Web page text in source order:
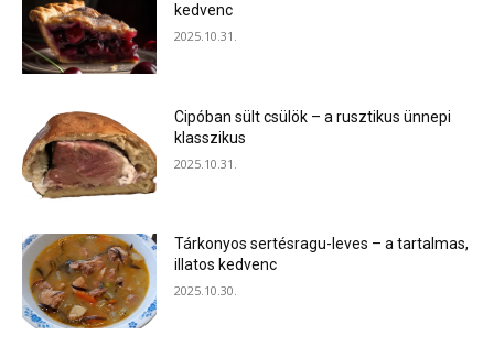
kedvenc
2025.10.31.
Cipóban sült csülök – a rusztikus ünnepi
klasszikus
2025.10.31.
Tárkonyos sertésragu-leves – a tartalmas,
illatos kedvenc
2025.10.30.